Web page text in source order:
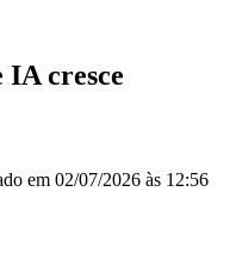
IA cresce
em 02/07/2026 às 12:56